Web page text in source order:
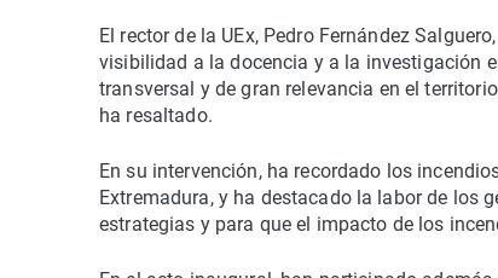
El rector de la UEx, Pedro Fernández
visibilidad a la docencia y a la investigación
transversal y de gran relevancia en el
ha resaltado.
En su intervención, ha recordado los
Extremadura, y ha destacado la labor de los
estrategias y para que el impacto de los